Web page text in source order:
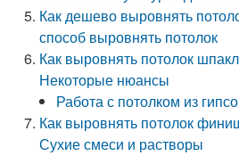
Как дешево выровнять
способ выровнять потолок
Как выровнять потолок
Некоторые нюансы
Работа с потолком из
Как выровнять потолок
Сухие смеси и растворы